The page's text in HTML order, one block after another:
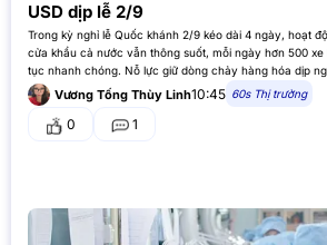
USD dịp lễ 2/9
Trong kỳ nghỉ lễ Quốc khánh 2/9 kéo dài 4 ngày, hoạt
cửa khẩu cả nước vẫn thông suốt, mỗi ngày hơn 500
tục nhanh chóng. Nỗ lực giữ dòng chảy hàng hóa dịp
Vương Tống Thùy Linh10:45 60s Thị trường
0 1